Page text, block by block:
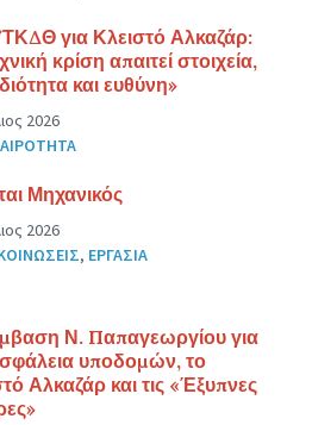
για Κλειστό Αλκαζάρ:
κρίση απαιτεί στοιχεία,
και ευθύνη»
2026
Μηχανικός
2026
, ΕΡΓΑΣΙΑ
Ν. Παπαγεωργίου για
υποδομών, το
Αλκαζάρ και τις «Έξυπνες